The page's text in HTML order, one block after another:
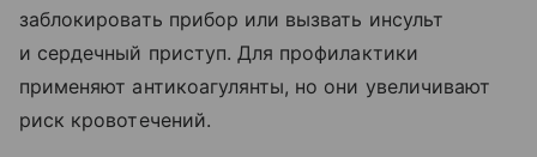
заблокировать прибор или вызвать инсульт
и сердечный приступ. Для профилактики
применяют антикоагулянты, но они увеличивают
риск кровотечений.